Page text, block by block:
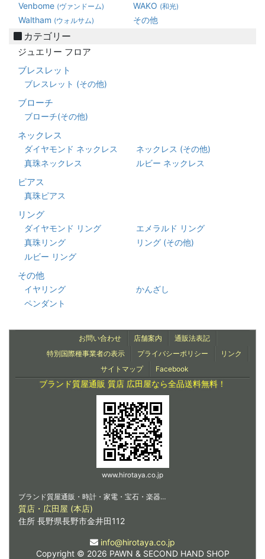
Venbome (ヴァンドーム) WAKO (和光)
Waltham (ウォルサム) その他
カテゴリー
ジュエリー フロア
ブレスレット
ブレスレット (その他)
ブローチ
ブローチ(その他)
ネックレス
ダイヤモンド ネックレス
ネックレス (その他)
真珠ネックレス
ルビー ネックレス
ピアス
真珠ピアス
リング
ダイヤモンド リング
エメラルド リング
真珠リング
リング (その他)
ルビー リング
その他
イヤリング
かんざし
ペンダント
お問い合わせ 店舗案内
通販法表記
特別国際種事業者の表示
プライバシーポリシー
リンク
サイトマップ
Facebook
ブランド質屋通販 質店 広田屋なら全品送料無料！
www.hirotaya.co.jp
ブランド質屋通販・時計・家電・宝石・楽器…
質店・広田屋 (本店)
住所 長野県長野市金井田112
info@hirotaya.co.jp
Copyright © 2026 PAWN & SECOND HAND SHOP